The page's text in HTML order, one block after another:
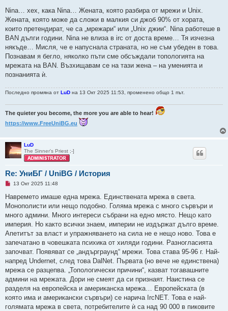
Nina… хех, кака Nina… Жената, която разбира от мрежи и Unix.
Жената, която може да сложи в малкия си джоб 90% от хората,
които претендират, че са „мрежари“ или „Unix джии“. Nina работеше в
BAN дълги години. Nina не влиза в irc от доста време… Тя изчезна
някъде… Мисля, че е напуснала страната, но не съм убеден в това.
Познавам я бегло, няколко пъти сме обсъждали топологията на
мрежата на BAN. Възхищавам се на тази жена – на уменията и
познанията ѝ.
Последно промяна от LuD на 13 Окт 2025 11:53, променено общо 1 път.
The quieter you become, the more you are able to hear!
https://www.FreeUniBG.eu
LuD
The Sinner's Priest ;-]
Re: УниБГ / UniBG / История
Н
п
о
ч
т
е
о
м
е
н
е
13 Окт 2025 11:48
Навремето имаше една мрежа. Единствената мрежа в света.
Монополисти или нещо подобно. Голяма мрежа с много сървъри и
много админи. Много интереси събрани на едно място. Нещо като
империя. Но както всички знаем, империи не издържат дълго време.
Апетитът за власт и упражняването на сила не е нещо ново. Това е
запечатано в човешката психика от хиляди години. Разногласията
започват. Появяват се „андърграунд“ мрежи. Това става 95-96 г. Най-
напред Undernet, след това DalNet. Първата (но вече не единствена)
мрежа се разцепва. „Топологически причини“, казват тогавашните
админи на мрежата. Дори не смеят да си признаят. Наистина се
разделя на европейска и американска мрежа… Европейската (в
която има и американски сървъри) се нарича IrcNET. Това е най-
голямата мрежа в света, потребителите ѝ са над 90 000 в пиковите